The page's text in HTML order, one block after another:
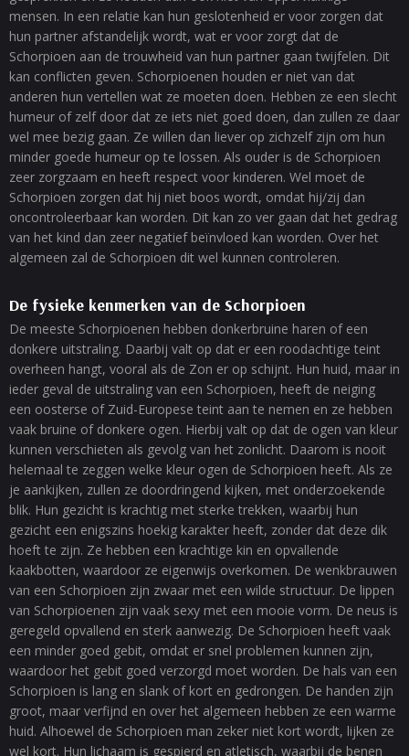
mensen. In een relatie kan hun geslotenheid er voor zorgen dat
hun partner afstandelijk wordt, wat er voor zorgt dat de
Schorpioen aan de trouwheid van hun partner gaan twijfelen. Dit
kan conflicten geven. Schorpioenen houden er niet van dat
anderen hun vertellen wat ze moeten doen. Hebben ze een slecht
humeur of zelf door dat ze iets niet goed doen, dan zullen ze daar
wel mee bezig gaan. Ze willen dan liever op zichzelf zijn om hun
minder goede humeur op te lossen. Als ouder is de Schorpioen
zeer zorgzaam en heeft respect voor kinderen. Wel moet de
Schorpioen zorgen dat hij niet boos wordt, omdat hij/zij dan
oncontroleerbaar kan worden. Dit kan zo ver gaan dat het gedrag
van het kind dan zeer negatief beïnvloed kan worden. Over het
algemeen zal de Schorpioen dit wel kunnen controleren.
De fysieke kenmerken van de Schorpioen
De meeste Schorpioenen hebben donkerbruine haren of een
donkere uitstraling. Daarbij valt op dat er een roodachtige teint
overheen hangt, vooral als de Zon er op schijnt. Hun huid, maar in
ieder geval de uitstraling van een Schorpioen, heeft de neiging
een oosterse of Zuid-Europese teint aan te nemen en ze hebben
vaak bruine of donkere ogen. Hierbij valt op dat de ogen van kleur
kunnen verschieten als gevolg van het zonlicht. Daarom is nooit
helemaal te zeggen welke kleur ogen de Schorpioen heeft. Als ze
je aankijken, zullen ze doordringend kijken, met onderzoekende
blik. Hun gezicht is krachtig met sterke trekken, waarbij hun
gezicht een enigszins hoekig karakter heeft, zonder dat deze dik
hoeft te zijn. Ze hebben een krachtige kin en opvallende
kaakbotten, waardoor ze eigenwijs overkomen. De wenkbrauwen
van een Schorpioen zijn zwaar met een wilde structuur. De lippen
van Schorpioenen zijn vaak sexy met een mooie vorm. De neus is
geregeld opvallend en sterk aanwezig. De Schorpioen heeft vaak
een minder goed gebit, omdat er snel problemen kunnen zijn,
waardoor het gebit goed verzorgd moet worden. De hals van een
Schorpioen is lang en slank of kort en gedrongen. De handen zijn
groot, maar verfijnd en over het algemeen hebben ze een warme
huid. Alhoewel de Schorpioen man zeker niet kort wordt, lijken ze
wel kort. Hun lichaam is gespierd en atletisch, waarbij de benen